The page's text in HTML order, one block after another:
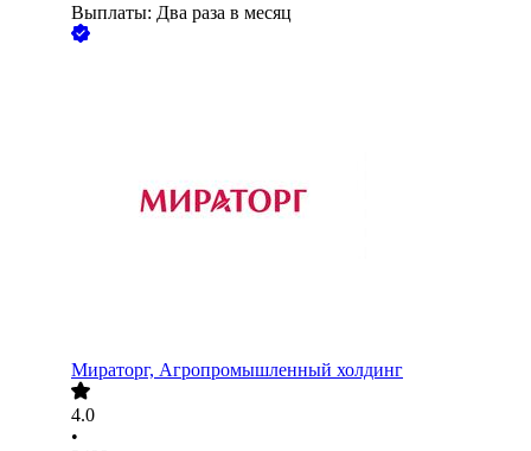
Выплаты: Два раза в месяц
Мираторг, Агропромышленный холдинг
4.0
•